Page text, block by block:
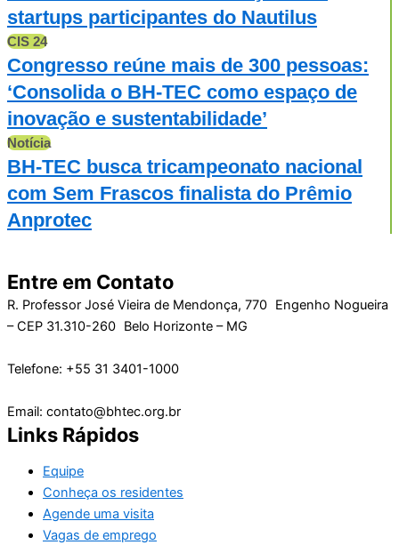
startups participantes do Nautilus
CIS 24
Congresso reúne mais de 300 pessoas:
‘Consolida o BH-TEC como espaço de
inovação e sustentabilidade’
Notícia
BH-TEC busca tricampeonato nacional
com Sem Frascos finalista do Prêmio
Anprotec
Entre em Contato
R. Professor José Vieira de Mendonça, 770 Engenho Nogueira
– CEP 31.310-260 Belo Horizonte – MG
Telefone: +55 31 3401-1000
Email: contato@bhtec.org.br
Links Rápidos
Equipe
Conheça os residentes
Agende uma visita
Vagas de emprego